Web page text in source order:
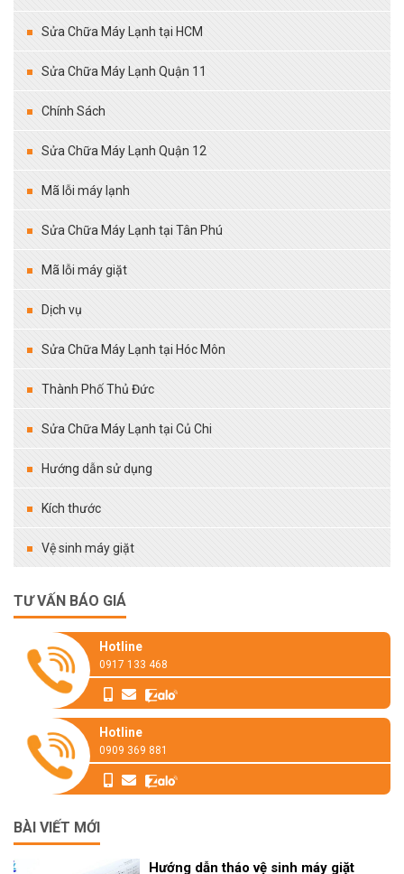
Sửa Chữa Máy Lạnh tại HCM
Sửa Chữa Máy Lạnh Quận 11
Chính Sách
Sửa Chữa Máy Lạnh Quận 12
Mã lỗi máy lạnh
Sửa Chữa Máy Lạnh tại Tân Phú
Mã lỗi máy giặt
Dịch vụ
Sửa Chữa Máy Lạnh tại Hóc Môn
Thành Phố Thủ Đức
Sửa Chữa Máy Lạnh tại Củ Chi
Hướng dẫn sử dụng
Kích thước
Vệ sinh máy giặt
TƯ VẤN BÁO GIÁ
Hotline
0917 133 468
Hotline
0909 369 881
BÀI VIẾT MỚI
Hướng dẫn tháo vệ sinh máy giặt